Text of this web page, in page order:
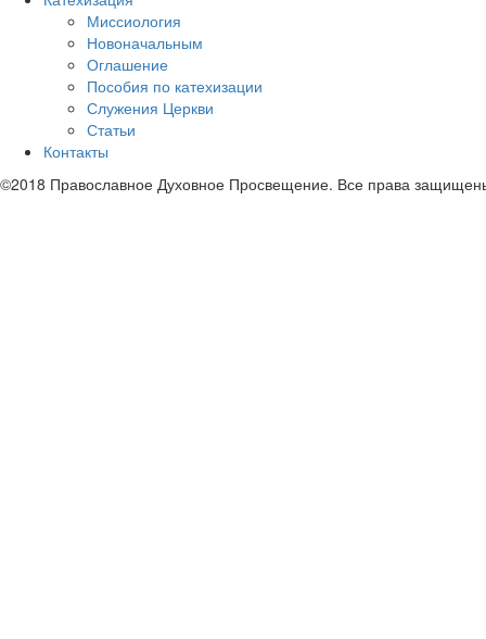
Миссиология
Новоначальным
Оглашение
Пособия по катехизации
Служения Церкви
Статьи
Контакты
©2018 Православное Духовное Просвещение. Все права